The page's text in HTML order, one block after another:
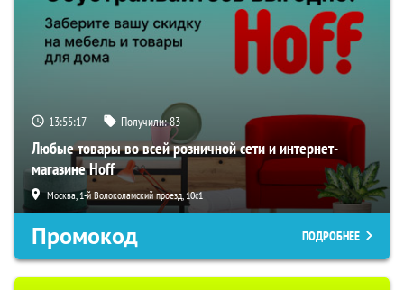
13:55:16 Получили:83
Любые товары во всей розничной сети и интернет-
магазине Hoff
Москва, 1-й Волоколамский проезд, 10с1
Промокод ПОДРОБНЕЕ